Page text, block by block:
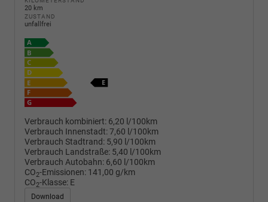
20 km
ZUSTAND
unfallfrei
Verbrauch kombiniert: 6,20 l/100km
Verbrauch Innenstadt:7,60 l/100km
Verbrauch Stadtrand: 5,90 l/100km
Verbrauch Landstraße: 5,40 l/100km
Verbrauch Autobahn: 6,60 l/100km
CO2-Emissionen: 141,00 g/km
CO2-Klasse: E
Download